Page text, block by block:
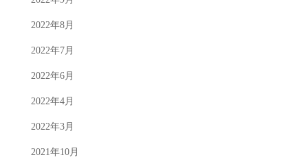
2022年8月
2022年7月
2022年6月
2022年4月
2022年3月
2021年10月